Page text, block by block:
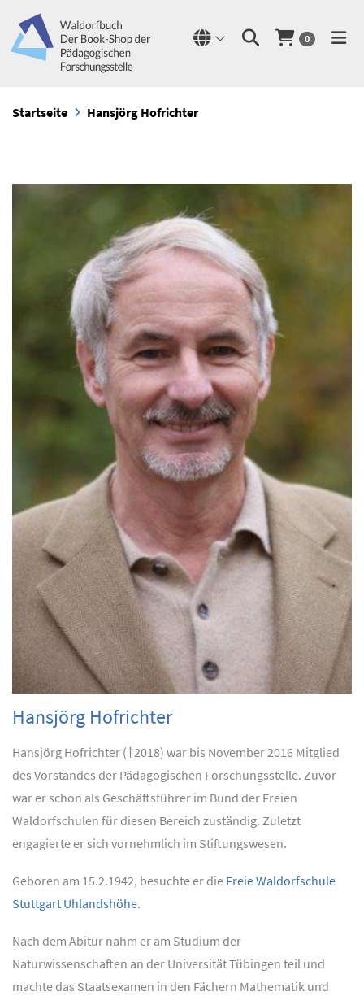
0
Startseite Hansjörg Hofrichter
Hansjörg Hofrichter
Hansjörg Hofrichter (†2018) war bis November 2016 Mitglied
des Vorstandes der Pädagogischen Forschungsstelle. Zuvor
war er schon als Geschäftsführer im Bund der Freien
Waldorfschulen für diesen Bereich zuständig. Zuletzt
engagierte er sich vornehmlich im Stiftungswesen.
Geboren am 15.2.1942, besuchte er die Freie Waldorfschule
Stuttgart Uhlandshöhe.
Nach dem Abitur nahm er am Studium der
Naturwissenschaften an der Universität Tübingen teil und
machte das Staatsexamen in den Fächern Mathematik und